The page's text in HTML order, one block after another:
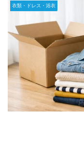
衣類・ドレス・浴衣